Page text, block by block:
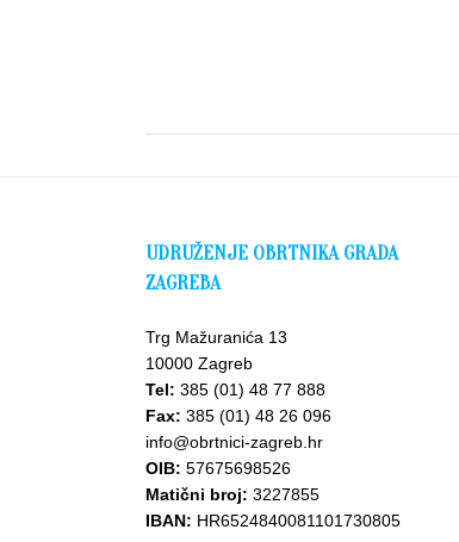
UDRUŽENJE OBRTNIKA GRADA
ZAGREBA
Trg Mažuranića 13
10000 Zagreb
Tel: 385 (01) 48 77 888
Fax: 385 (01) 48 26 096
info@obrtnici-zagreb.hr
OIB: 57675698526
Matični broj: 3227855
IBAN: HR6524840081101730805